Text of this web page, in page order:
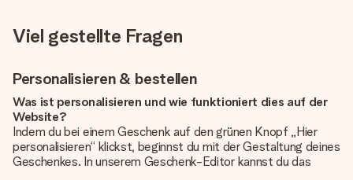
Viel gestellte Fragen
Personalisieren & bestellen
Was ist personalisieren und wie funktioniert dies auf der
Website?
Indem du bei einem Geschenk auf den grünen Knopf „Hier
personalisieren“ klickst, beginnst du mit der Gestaltung deines
Geschenkes. In unserem Geschenk-Editor kannst du das